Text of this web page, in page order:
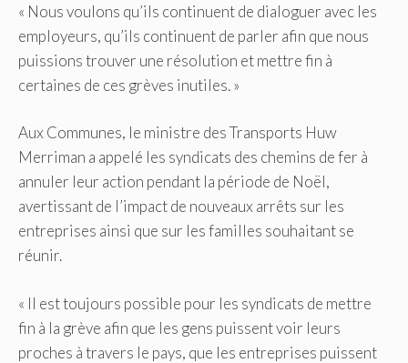
« Nous voulons qu’ils continuent de dialoguer avec les
employeurs, qu’ils continuent de parler afin que nous
puissions trouver une résolution et mettre fin à
certaines de ces grèves inutiles. »
Aux Communes, le ministre des Transports Huw
Merriman a appelé les syndicats des chemins de fer à
annuler leur action pendant la période de Noël,
avertissant de l’impact de nouveaux arrêts sur les
entreprises ainsi que sur les familles souhaitant se
réunir.
« Il est toujours possible pour les syndicats de mettre
fin à la grève afin que les gens puissent voir leurs
proches à travers le pays, que les entreprises puissent